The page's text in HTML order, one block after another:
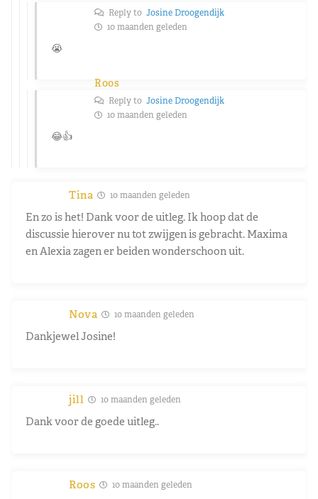
Reply to Josine Droogendijk
10 maanden geleden
😭
Roos
Reply to Josine Droogendijk
10 maanden geleden
😂👍
Tina 10 maanden geleden
En zo is het! Dank voor de uitleg. Ik hoop dat de
discussie hierover nu tot zwijgen is gebracht. Maxima
en Alexia zagen er beiden wonderschoon uit.
Nova 10 maanden geleden
Dankjewel Josine!
jill 10 maanden geleden
Dank voor de goede uitleg..
Roos 10 maanden geleden